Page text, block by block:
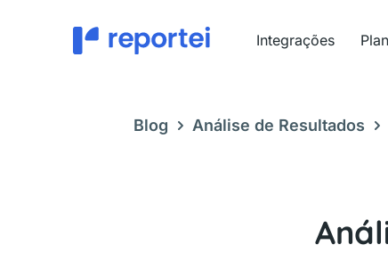
Integrações
Blog Análise de Resultados